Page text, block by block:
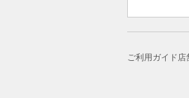
ご利用ガイド店